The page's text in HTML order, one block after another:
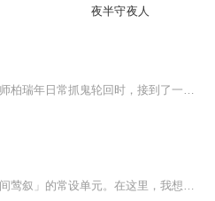
夜半守夜人